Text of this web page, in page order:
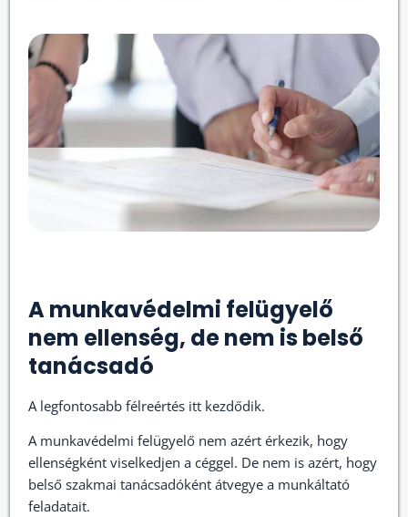
A munkavédelmi felügyelő
nem ellenség, de nem is belső
tanácsadó
A legfontosabb félreértés itt kezdődik.
A munkavédelmi felügyelő nem azért érkezik, hogy
ellenségként viselkedjen a céggel. De nem is azért, hogy
belső szakmai tanácsadóként átvegye a munkáltató
feladatait.